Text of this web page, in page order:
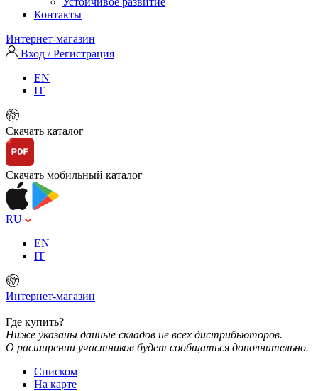
Контакты
Интернет-магазин
Вход / Регистрация
EN
IT
Скачать каталог
Скачать мобильный каталог
RU
EN
IT
Интернет-магазин
Где купить?
Ниже указаны данные складов не всех дистрибьюторов.
О расширении участников будет сообщаться дополнительно.
Списком
На карте